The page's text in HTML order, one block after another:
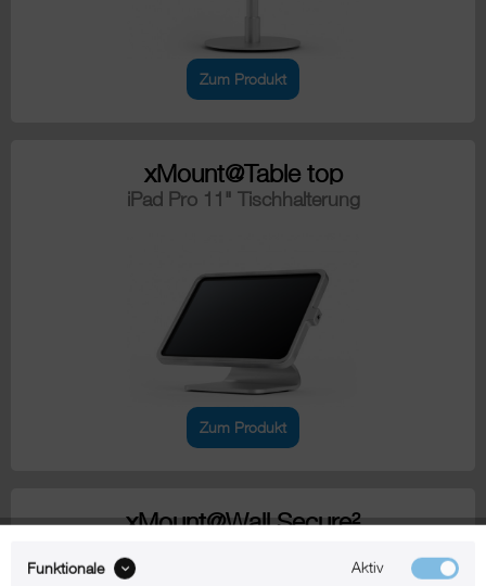
Zum Produkt
xMount@Table top
iPad Pro 11" Tischhalterung
Zum Produkt
xMount@Wall Secure²
Funktionale Aktiv